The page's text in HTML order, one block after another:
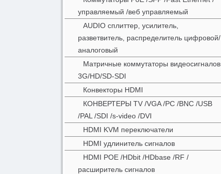
управляемый /веб управляемый
AUDIO сплиттер, усилитель,
разветвитель, распределитель цифровой/
аналоговый
Матричные коммутаторы видеосигналов
3G/HD/SD-SDI
Конвекторы HDMI
КОНВЕРТЕРЫ TV /VGA /PC /BNC /USB
/PAL /SDI /s-video /DVI
HDMI KVM переключатели
HDMI удлинитель сигналов
HDMI POE /HDbit /HDbase /RF /
расширитель сигналов